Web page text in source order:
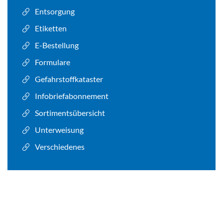
Beschaffungswesen
Entsorgung
Etiketten
E-Bestellung
Formulare
Gefahrstoffkataster
Infobriefabonnement
Sortimentsübersicht
Unterweisung